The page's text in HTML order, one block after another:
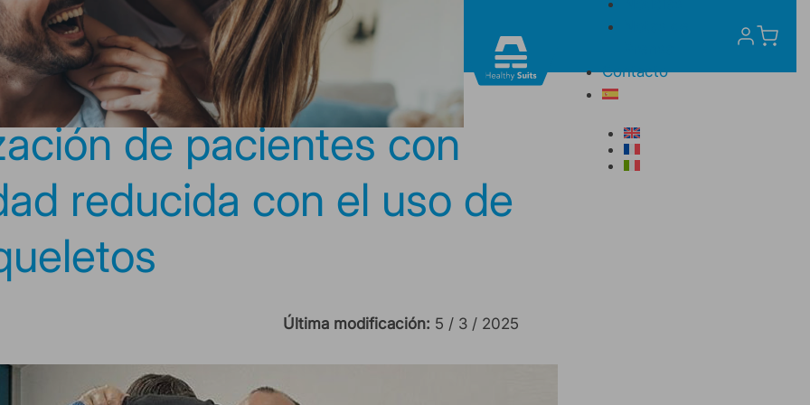
Contacto
de pacientes con
reducida con el uso de
Última modificación: 5 / 3 / 2025